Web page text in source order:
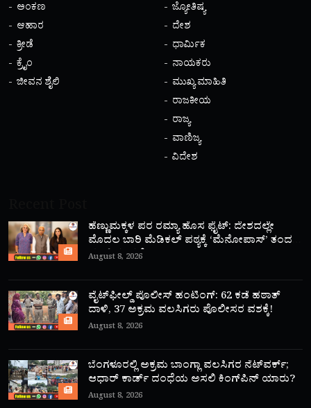
ಅಂಕಣ
ಆಹಾರ
ಕ್ರೀಡೆ
ಕ್ರೈಂ
ಜೀವನ ಶೈಲಿ
ಜ್ಯೋತಿಷ್ಯ
ದೇಶ
ಧಾರ್ಮಿಕ
ನಾಯಕರು
ಮುಖ್ಯ ಮಾಹಿತಿ
ರಾಜಕೀಯ
ರಾಜ್ಯ
ವಾಣಿಜ್ಯ
ವಿದೇಶ
ಹೆಣ್ಣುಮಕ್ಕಳ ಪರ ರಮ್ಯಾ ಹೊಸ ಫೈಟ್: ದೇಶದಲ್ಲೇ
ಮೊದಲ ಬಾರಿ ಮೆಡಿಕಲ್ ಪಠ್ಯಕ್ಕೆ ‘ಮೆನೋಪಾಸ್’ ತಂದ
ಮಾಜಿ ಸಂಸದೆ!
August 8, 2026
ವೈಟ್‌ಫೀಲ್ಡ್ ಪೊಲೀಸ್ ಹಂಟಿಂಗ್: 62 ಕಡೆ ಹಠಾತ್
ದಾಳಿ, 37 ಅಕ್ರಮ ವಲಸಿಗರು ಪೊಲೀಸರ ವಶಕ್ಕೆ!
August 8, 2026
ಬೆಂಗಳೂರಲ್ಲಿ ಅಕ್ರಮ ಬಾಂಗ್ಲಾ ವಲಸಿಗರ ನೆಟ್‌ವರ್ಕ್;
ಆಧಾರ್ ಕಾರ್ಡ್ ದಂಧೆಯ ಅಸಲಿ ಕಿಂಗ್‌ಪಿನ್ ಯಾರು?
August 8, 2026